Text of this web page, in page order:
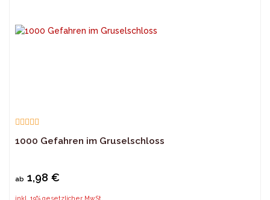
1000 Gefahren im Gruselschloss
ab 1,98 €
inkl. 19% gesetzlicher MwSt.